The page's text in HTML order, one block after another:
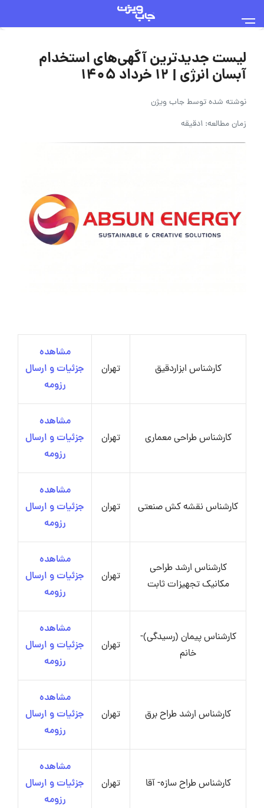
لیست جدیدترین آگهی‌های استخدام
آبسان انرژی | ۱۲ خرداد ۱۴۰۵
نوشته شده توسطجاب ویژن
زمان مطالعه: 1دقیقه
کارشناس ابزاردقیق تهران
مشاهده
جزئیات و ارسال
رزومه
کارشناس طراحی معماری تهران
مشاهده
جزئیات و ارسال
رزومه
کارشناس نقشه کش صنعتی تهران
مشاهده
جزئیات و ارسال
رزومه
کارشناس ارشد طراحی
مکانیک تجهیزات ثابت
تهران
مشاهده
جزئیات و ارسال
رزومه
کارشناس پیمان (رسیدگی)-
خانم
تهران
مشاهده
جزئیات و ارسال
رزومه
کارشناس ارشد طراح برق تهران
مشاهده
جزئیات و ارسال
رزومه
کارشناس طراح سازه- آقا تهران
مشاهده
جزئیات و ارسال
رزومه